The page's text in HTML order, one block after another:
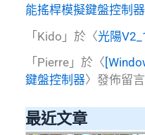
能搖桿模擬鍵盤控制器
「 Kido 」於〈光陽
「 Pierre 」於〈
鍵盤控制器〉發佈留言
最近文章